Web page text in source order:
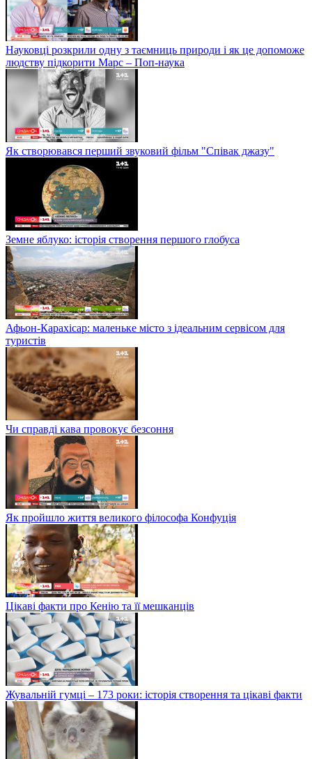
Науковці розкрили одну з таємниць природи і як це допоможе
людству підкорити Марс – Поп-наука
Як створювався перший звуковий фільм "Співак джазу"
Земне яблуко: історія створення першого глобуса
Афьон-Карахісар: маленьке місто з ідеальним сервісом для
туристів
Чи справді кава провокує безсоння
Як пройшло життя великого філософа Конфуція
Цікаві факти про Кенію та її мешканців
Жувальній гумці – 173 роки: історія створення та цікаві факти